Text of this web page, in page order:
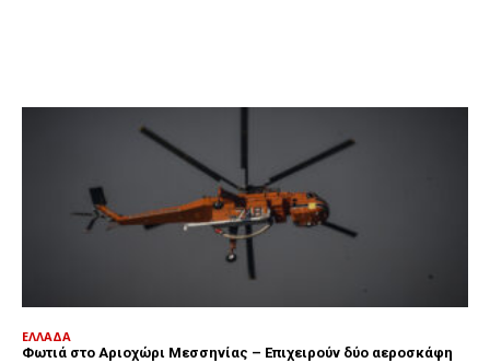
ΕΛΛΑΔΑ
Φωτιά στο Αριοχώρι Μεσσηνίας – Επιχειρούν δύο αεροσκάφη